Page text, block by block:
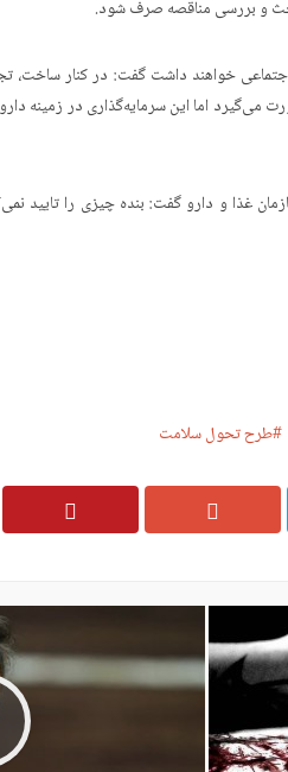
و بررسی مناقصه صرف شود.
اجتماعی خواهند داشت گفت: در کنار ساخت،
می‌گیرد اما این سرمایه‌گذاری در زمینه
غذا و دارو گفت: بنده چیزی را تایید
طرح تحول سلامت